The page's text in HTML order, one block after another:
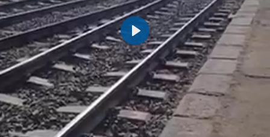
پخش